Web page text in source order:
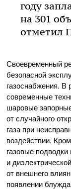
году
на 301
отметил
Своевременный
безопасной
газоснабжения.
современные
шаровые
от случайного
газа при
воздействии.
газовые
и
от внешнего
появлении